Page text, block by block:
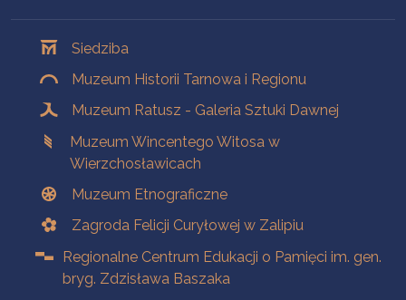
Siedziba
Muzeum Historii Tarnowa i Regionu
Muzeum Ratusz - Galeria Sztuki Dawnej
Muzeum Wincentego Witosa w
Wierzchosławicach
Muzeum Etnograficzne
Zagroda Felicji Curyłowej w Zalipiu
Regionalne Centrum Edukacji o Pamięci im. gen.
bryg. Zdzisława Baszaka